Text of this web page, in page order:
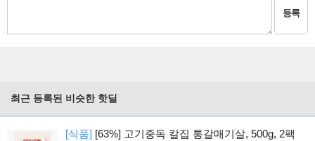
등록
최근 등록된 비슷한 핫딜
[식품] [63%] 고기중독 칼집 통갈매기살, 500g, 2팩